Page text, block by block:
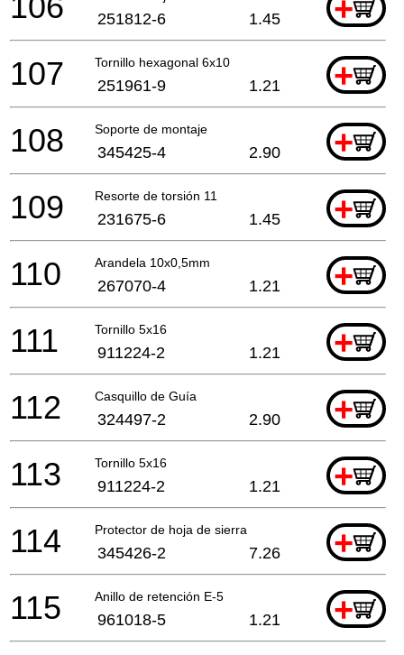
+
251812-6 1.45
Tornillo hexagonal 6x10 +
107 251961-9 1.21
Soporte de montaje +
108 345425-4 2.90
Resorte de torsión 11 +
109 231675-6 1.45
Arandela 10x0,5mm +
110 267070-4 1.21
Tornillo 5x16 +
111 911224-2 1.21
Casquillo de Guía +
112 324497-2 2.90
Tornillo 5x16 +
113 911224-2 1.21
Protector de hoja de sierra +
114 345426-2 7.26
Anillo de retención E-5 +
115 961018-5 1.21